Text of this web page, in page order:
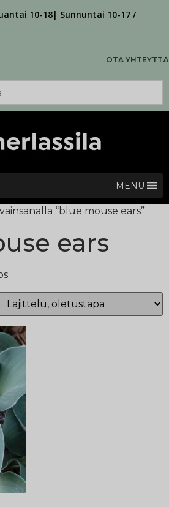
10-18| Sunnuntai 10-17 /
OTA YHTEYTTÄ
MENU
“blue mouse ears”
ears